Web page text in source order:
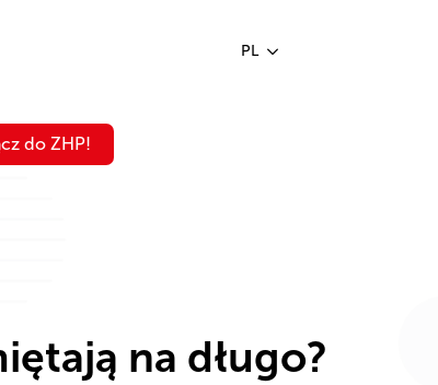
PL
do ZHP!
na długo?